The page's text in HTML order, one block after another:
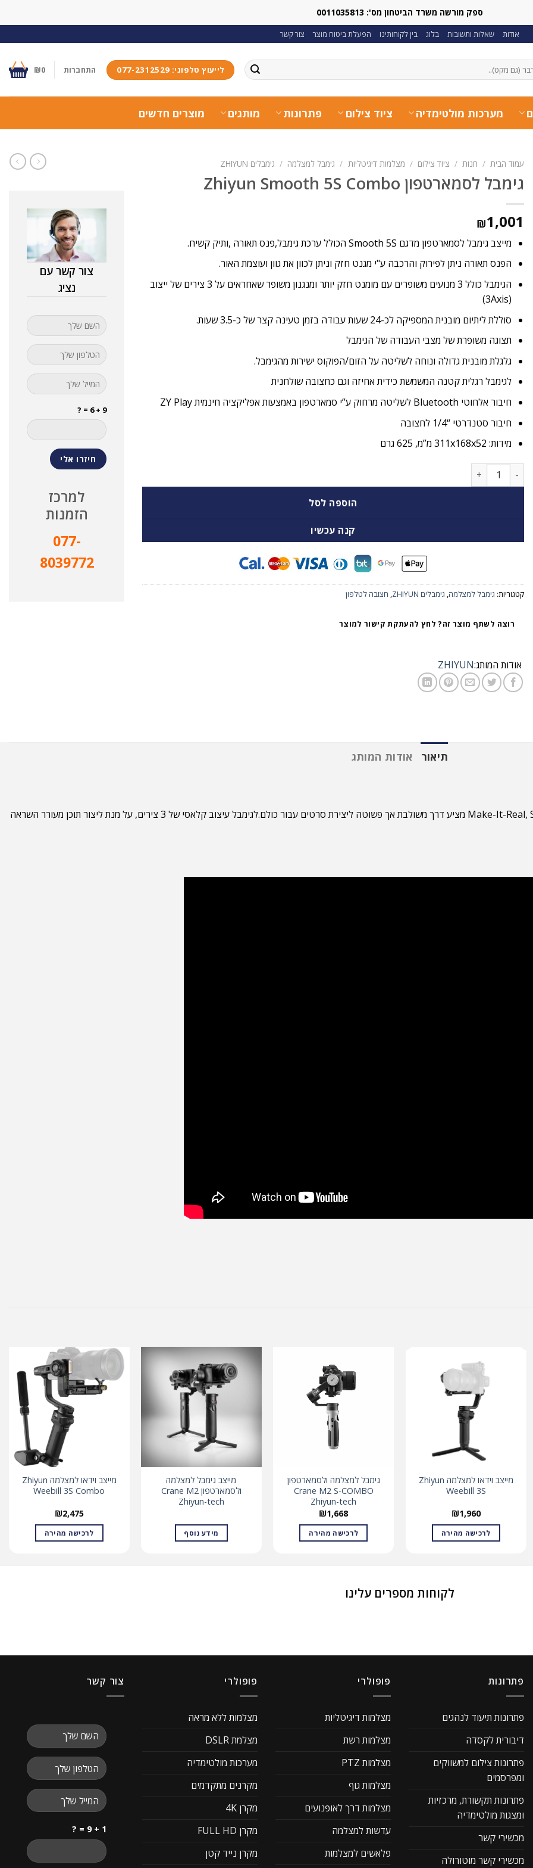
ספק מורשה משרד הביטחון מס': 0011035813
אודות שאלות ותשובות בלוג בין לקוחותינו הפעלת ביטוח מוצר צור קשר
לייעוץ טלפוני: 077-2312529 התחברות ₪0
מערכות מולטימדיה ציוד צילום פתרונות מותגים מוצרים חדשים
עמוד הבית / חנות / ציוד צילום / מצלמות דיגיטליות / גימבל למצלמה / גימבלים ZHIYUN
גימבל לסמארטפון Zhiyun Smooth 5S Combo
₪1,001
מייצב גימבל לסמארטפון מדגם Smooth 5S הכולל ערכת גימבל,פנס תאורה ,ותיק קשיח.
הפנס תאורה ניתן לפירוק והרכבה ע"י מגנט חזק וניתן לכוון את גוון ועוצמת האור.
הגימבל כולל 3 מנועים משופרים עם מומנט חזק יותר ומנגנון משופר שאחראים על 3 צירים של ייצוב
(3Axis)
סוללת ליתיום מובנית המספיקה לכ-24 שעות עבודה בזמן טעינה קצר של כ-3.5 שעות.
תצוגה משופרת של מצבי העבודה של הגימבל
גלגלת מובנית גדולה ונוחה לשליטה על הזום/הפוקוס ישירות מהגימבל.
לגימבל רגלית קטנה המשמשת כידית אחיזה וגם כחצובה שולחנית
חיבור אלחוטי Bluetooth לשליטה מרחוק ע”י סמארטפון באמצעות אפליקציה חינמית ZY Play
חיבור סטנדרטי “1/4 לחצובה
מידות: 311x168x52 מ”מ, 625 גרם
כמות של גימבל לסמארטפון Zhiyun Smooth 5S Combo
הוספה לסל
קנה עכשיו
קטגוריות: גימבל למצלמה, גימבלים ZHIYUN , חצובה לטלפון
רוצה לשתף מוצר זה? לחץ להעתקת קישור למוצר
אודות המותג:ZHIYUN
צור קשר עם
נציג
9 + 6 = ?
למרכז
הזמנות
077-
8039772
תיאור אודות המותג
משודרג עם אור מילוי מובנה עוצמתי ומגלם את הרוח של Make-It-Real, SMOOTH 5S מציע דרך משולבת אך פשוטה ליצירת סרטים עבור כולם.לגימבל עיצוב קלאסי של 3 צירים, על מנת ליצור תוכן מעורר השראה
מייצב וידאו למצלמה Zhiyun
Weebill 3S
₪1,960
לרכישה מהירה
גימבל למצלמה ולסמארטפון
Crane M2 S-COMBO
Zhiyun-tech
₪1,668
לרכישה מהירה
מייצב גימבל למצלמה
ולסמארטפון Crane M2
Zhiyun-tech
מידע נוסף
מייצב וידאו למצלמה Zhiyun
Weebill 3S Combo
₪2,475
לרכישה מהירה
לקוחות מספרים עלינו
פתרונות
פתרונות תיעוד לנהגים
דיבורית לקסדה
פתרונות צילום למשווקים
ומפרסמים
פתרונות תקשורת, מרכזיות
ומצגות מולטימדיה
מכשירי קשר
מכשירי קשר מוטורולה
פופולרי
מצלמות דיגיטליות
מצלמות רשת
מצלמות PTZ
מצלמות גוף
מצלמות דרך לאופנועים
עדשות למצלמה
פלאשים למצלמות
פופולרי
מצלמות ללא מראה
מצלמת DSLR
מערכות מולטימדיה
מקרנים מתקדמים
מקרן 4K
מקרן FULL HD
מקרן נייד קטן
צור קשר
1 + 9 = ?